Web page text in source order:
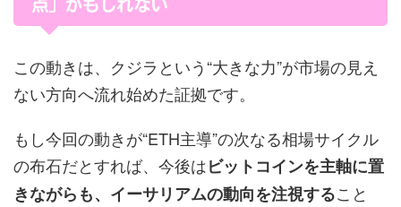
点」かもしれない
この動きは、クジラという“大きな力”が市場の見え
ない方向へ流れ始めた証拠です。
もし今回の動きが“ETH主導”の次なる相場サイクル
の布石だとすれば、今後はビットコインを主軸に置
きながらも、イーサリアムの動向を注視すること